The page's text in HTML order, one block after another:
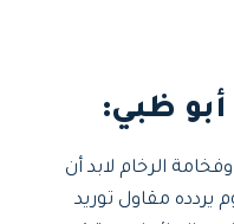
ظبي:
الرخام لابد أن
يردده مقاول توريد